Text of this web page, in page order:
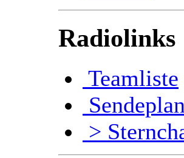
Radiolinks
Teamliste
Sendeplan
>